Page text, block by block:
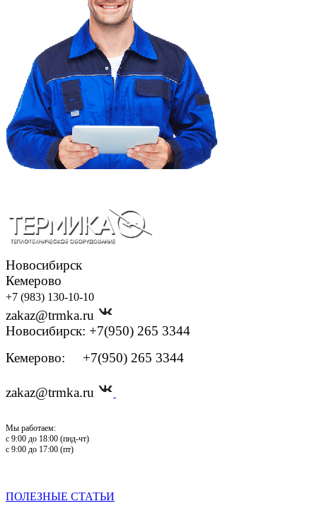
Новосибирск
Кемерово
+7 (983) 130-10-10
zakaz@trmka.ru
Новосибирск: +7(950) 265 3344
Кемерово: +7(950) 265 3344
zakaz@trmka.ru
Мы работаем:
с 9:00 до 18:00 (пнд-чт)
с 9:00 до 17:00 (пт)
ПОЛЕЗНЫЕ СТАТЬИ